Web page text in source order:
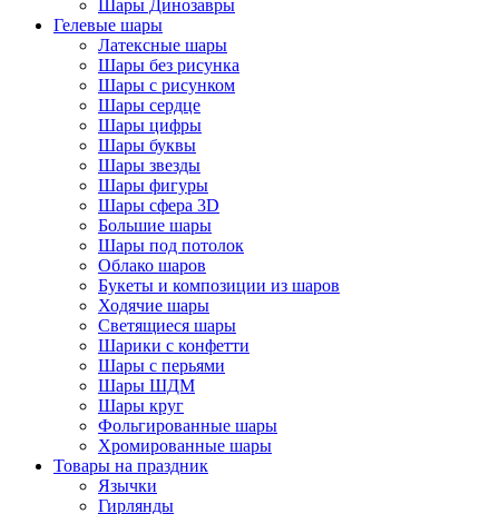
Шары Динозавры
Гелевые шары
Латексные шары
Шары без рисунка
Шары с рисунком
Шары сердце
Шары цифры
Шары буквы
Шары звезды
Шары фигуры
Шары сфера 3D
Большие шары
Шары под потолок
Облако шаров
Букеты и композиции из шаров
Ходячие шары
Светящиеся шары
Шарики с конфетти
Шары с перьями
Шары ШДМ
Шары круг
Фольгированные шары
Хромированные шары
Товары на праздник
Язычки
Гирлянды